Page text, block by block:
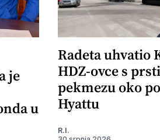
je
u
Radeta uhvatio
HDZ-ovce s
pekmezu oko
Hyattu
R.I.